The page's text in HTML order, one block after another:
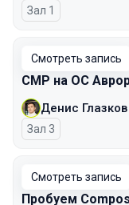
Зал 1
Смотреть запись
CMP на ОС
Денис Глазков
Зал 3
Смотреть запись
Пробуем